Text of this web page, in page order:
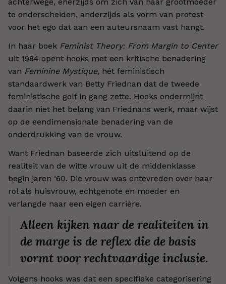
te onderscheiden, anderzijds als vorm van protest
voor het ego dat aan een auteursnaam vast hangt.
In haar boek Feminist Theory: From Margin to Center
uit 1984 opent hooks met een kritische benadering
van Feminine Mystique, hét feministisch
standaardwerk van Betty Friednan dat de tweede
feministische golf in gang zette. Hooks ondermijnt
daarin niet het belang van Friednans werk, maar wijst
op de eendimensionale benadering van de
onderdrukking van de vrouw.
Want Friednan baseerde zich uitsluitend op de
realiteit van de witte vrouw uit de middenklasse
begin jaren ‘60. Die vrouw was ontevreden over haar
rol als huisvrouw, echtgenote en moeder en
verlangde naar een eigen carrière.
Alleen kijken naar de realiteiten in
de marge is de reflex die de basis
vormt voor rechtvaardige inclusie.
Volgens hooks was dat een specifieke categorisering